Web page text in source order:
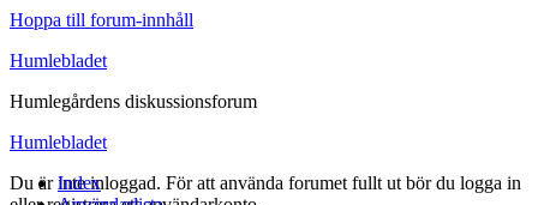
Hoppa till forum-innhåll
Humlebladet
Humlegårdens diskussionsforum
Humlebladet
Index
Du är inte inloggad. För att använda forumet fullt ut bör du logga in